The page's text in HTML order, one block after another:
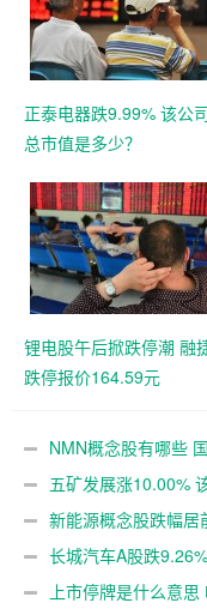
正泰电器跌9.99% 该公
总市值是多少？
锂电股午后掀跌停潮 融
跌停报价164.59元
NMN概念股有哪些
五矿发展涨10.00%
新能源概念股跌幅
长城汽车A股跌
上市停牌是什么意